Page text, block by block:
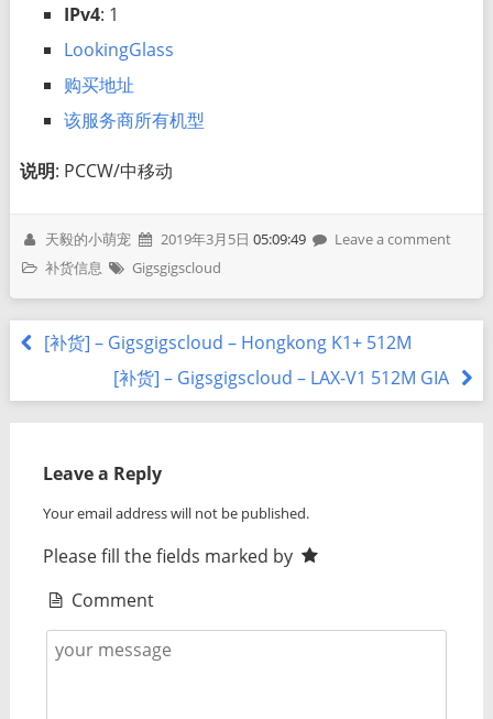
IPv4: 1
LookingGlass
购买地址
该服务商所有机型
说明: PCCW/中移动
天毅的小萌宠 2019年3月5日 05:09:49
Leave a comment
补货信息
Gigsgigscloud
[补货] – Gigsgigscloud – Hongkong K1+ 512M
[补货] – Gigsgigscloud – LAX-V1 512M GIA
Leave a Reply
Your email address will not be published.
Please fill the fields marked by
Comment